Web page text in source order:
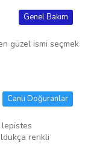
Genel Bakım
güzel ismi seçmek
Canlı Doğuranlar
lepistes
renkli